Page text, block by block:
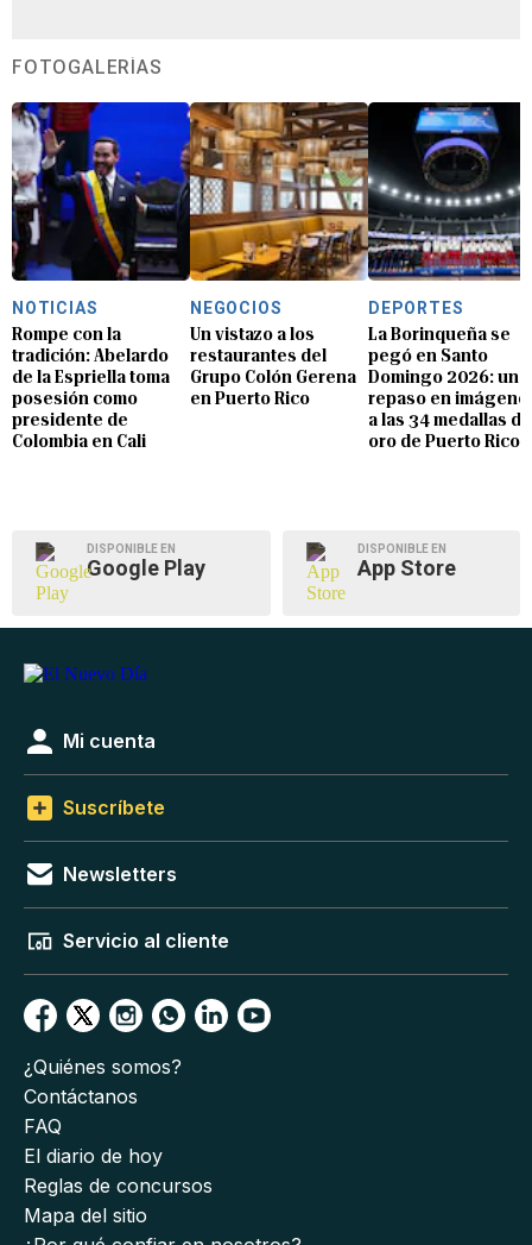
FOTOGALERÍAS
NOTICIAS
Rompe con la
tradición: Abelardo
de la Espriella toma
posesión como
presidente de
Colombia en Cali
NEGOCIOS
Un vistazo a los
restaurantes del
Grupo Colón Gerena
en Puerto Rico
DEPORTES
La Borinqueña se
pegó en Santo
Domingo 2026: un
repaso en
a las 34 medallas de
oro de Puerto Rico
DISPONIBLE EN
Google Play
DISPONIBLE EN
App Store
Mi cuenta
Suscríbete
Newsletters
Servicio al cliente
¿Quiénes somos?
Contáctanos
FAQ
El diario de hoy
Reglas de concursos
Mapa del sitio